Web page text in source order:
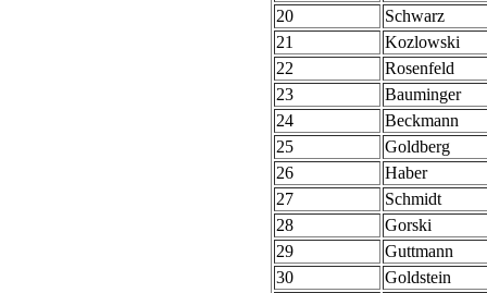
20
Schwarz
21
Kozlowski
22
Rosenfeld
23
Bauminger
24
Beckmann
25
Goldberg
26
Haber
27
Schmidt
28
Gorski
29
Guttmann
30
Goldstein